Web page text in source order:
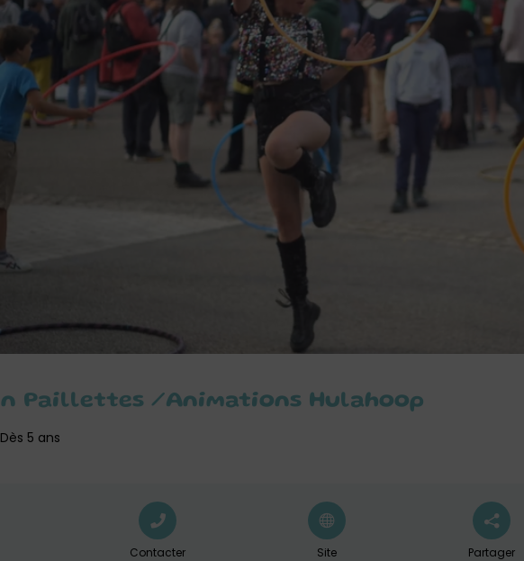
Paillettes /Animations Hulahoop
Dès 5 ans
Contacter Site Partager